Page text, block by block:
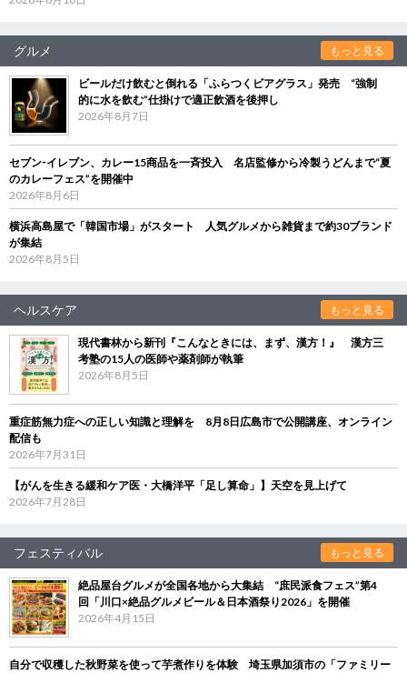
グルメ もっと見る
ビールだけ飲むと倒れる「ふらつくビアグラス」発売 “強制
的に水を飲む”仕掛けで適正飲酒を後押し
2026年8月7日
セブン‐イレブン、カレー15商品を一斉投入 名店監修から冷製うどんまで“夏
のカレーフェス”を開催中
2026年8月6日
横浜高島屋で「韓国市場」がスタート 人気グルメから雑貨まで約30ブランド
が集結
2026年8月5日
ヘルスケア もっと見る
現代書林から新刊『こんなときには、まず、漢方！』 漢方三
考塾の15人の医師や薬剤師が執筆
2026年8月5日
重症筋無力症への正しい知識と理解を 8月8日広島市で公開講座、オンライン
配信も
2026年7月31日
【がんを生きる緩和ケア医・大橋洋平「足し算命」】天空を見上げて
2026年7月28日
フェスティバル もっと見る
絶品屋台グルメが全国各地から大集結 “庶民派食フェス”第4
回「川口×絶品グルメビール＆日本酒祭り2026」を開催
2026年4月15日
自分で収穫した秋野菜を使って芋煮作りを体験 埼玉県加須市の「ファミリー